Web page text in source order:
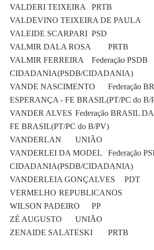
VALDERI TEIXEIRA
PRTB
VALDEVINO TEIXEIRA DE PAULA
VALEIDE SCARPARI PSD
VALMIR DALA ROSA
PRTB
VALMIR FERREIRA
Federação PSDB
CIDADANIA(PSDB/CIDADANIA)
VANDE NASCIMENTO
Federação
ESPERANÇA - FE BRASIL(PT/PC do B/
VANDER ALVES Federação BRASIL
FE BRASIL(PT/PC do B/PV)
VANDERLAN
UNIÃO
VANDERLEI DA MODEL
Federação
CIDADANIA(PSDB/CIDADANIA)
VANDERLEIA GONÇALVES
PDT
VERMELHO REPUBLICANOS
WILSON PADEIRO
PP
ZÉ AUGUSTO
UNIÃO
ZENAIDE SALATESKI
PRTB